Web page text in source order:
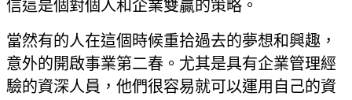
信這是個對個人和企業雙贏的策略。
當然有的人在這個時候重拾過去的夢想和興趣，
意外的開啟事業第二春。尤其是具有企業管理經
驗的資深人員，他們很容易就可以運用自己的資